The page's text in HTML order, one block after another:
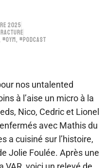
2025
#OYM, #PODCAST
nos untalented
à l’aise un micro à la
Nico, Cedric et Lionel
avec Mathis du
a cuisiné sur l’histoire,
Jolie Foulée. Après une